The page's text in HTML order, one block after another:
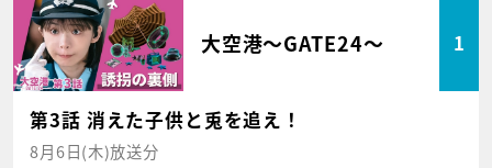
大空港～GATE24～ 1
第3話 消えた子供と兎を追え！
8月6日(木)放送分